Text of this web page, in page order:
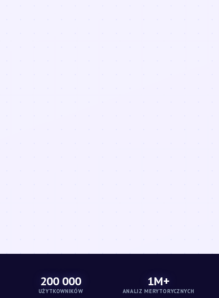
200 000
UŻYTKOWNIKÓW
1M+
ANALIZ MERYTORYCZNYCH